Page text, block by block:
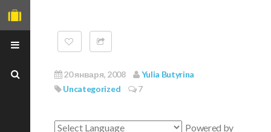
20 января, 2008
Yulia Butyrina
Uncategorized
7
Powered by
ГЛАВНАЯ